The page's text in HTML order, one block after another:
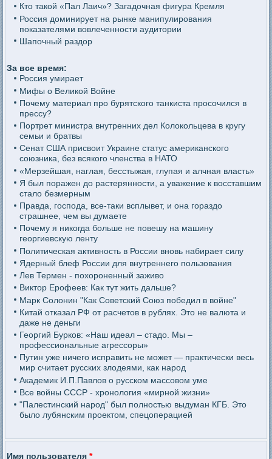
Кто такой «Пал Лаич»? Загадочная фигура Кремля
Россия доминирует на рынке манипулирования
показателями вовлеченности аудитории
Шапочный раздор
За все время:
Россия умирает
Мифы о Великой Войне
Почему материал про бурятского танкиста просочился в
прессу?
Портрет министра внутренних дел Колокольцева в кругу
семьи и братвы
Сенат США присвоит Украине статус американского
союзника, без всякого членства в НАТО
«Мерзейшая, наглая, бесстыжая, глупая и алчная власть»
Я был поражен до растерянности, а уважение к восставшим
стало безмерным
Правда, господа, все-таки всплывет, и она гораздо
страшнее, чем вы думаете
Почему я никогда больше не повешу на машину
георгиевскую ленту
Политическая активность в России вновь набирает силу
Ядерный блеф России для внутреннего пользования
Лев Термен - похороненный заживо
Виктор Ерофеев: Как тут жить дальше?
Марк Солонин "Как Советский Союз победил в войне"
Китай отказал РФ от расчетов в рублях. Это не валюта и
даже не деньги
Георгий Бурков: «Наш идеал – стадо. Мы –
профессиональные агрессоры»
Путин уже ничего исправить не может — практически весь
мир считает русских злодеями, как народ
Академик И.П.Павлов о русском массовом уме
Все войны СССР - хронология «мирной жизни»
"Палестинский народ" был полностью выдуман КГБ. Это
было лубянским проектом, спецоперацией
Имя пользователя*